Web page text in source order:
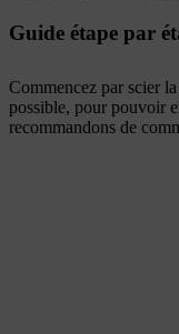
Guide étape par
Commencez par scier
possible, pour pouvoir
recommandons de